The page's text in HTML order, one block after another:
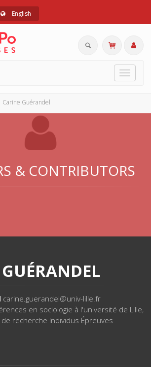
English
Toggle
Carine Guérandel
& CONTRIBUTORS
carine.guerandel@univ-lille.fr
en sociologie à l'université de Lille,
recherche Individus Épreuves